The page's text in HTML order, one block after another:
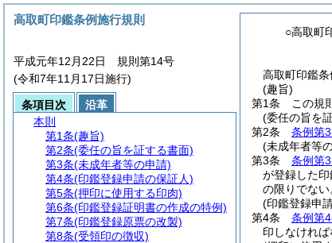
○高取町
高取町印鑑
(趣旨)
第1条
この規
(委任の旨を
第2条
条例第
(未成年者等
第3条
条例第
が登録した
の限りでない
(印鑑登録申
第4条
条例第
印しなければ
高取町印鑑条例施行規則
平成元年12月22日 規則第14号
(令和7年11月17日施行)
条項目次
沿革
本則
第1条(趣旨)
第2条(委任の旨を証する書面)
第3条(未成年者等の申請)
第4条(印鑑登録申請の保証人)
第5条(押印に使用する印肉)
第6条(印鑑登録証明書の作成の特例)
第7条(印鑑登録原票の改製)
第8条(受領印の徴収)